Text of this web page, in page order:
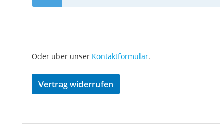
Oder über unser Kontaktformular.
Vertrag widerrufen